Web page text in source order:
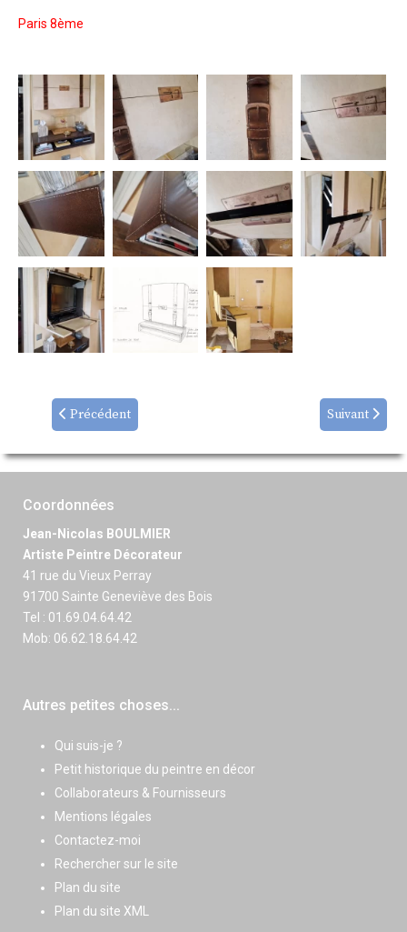
Paris 8ème
Précédent Suivant
Coordonnées
Jean-Nicolas BOULMIER
Artiste Peintre Décorateur
41 rue du Vieux Perray
91700 Sainte Geneviève des Bois
Tel : 01.69.04.64.42
Mob: 06.62.18.64.42
Autres petites choses...
Qui suis-je ?
Petit historique du peintre en décor
Collaborateurs & Fournisseurs
Mentions légales
Contactez-moi
Rechercher sur le site
Plan du site
Plan du site XML